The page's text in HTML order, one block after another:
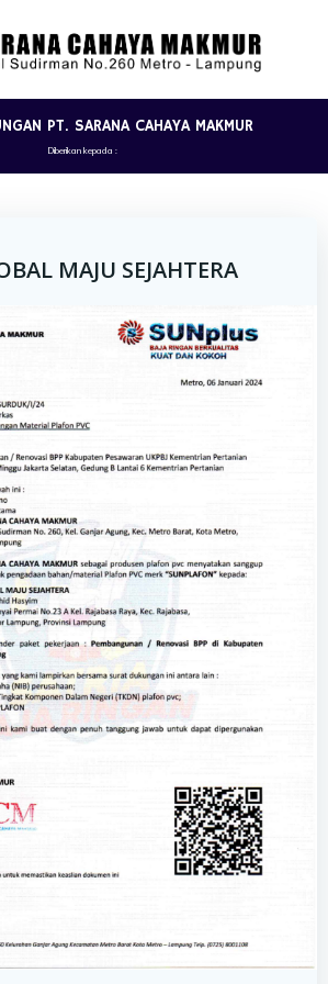
to
content
PT. SARANA CAHAYA MAKMUR
Diberikan kepada :
MAJU SEJAHTERA